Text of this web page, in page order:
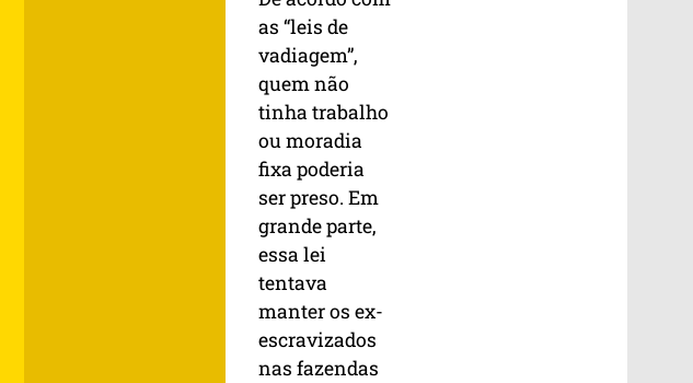
as “leis de
vadiagem”,
quem não
tinha trabalho
ou moradia
fixa poderia
ser preso. Em
grande parte,
essa lei
tentava
manter os ex-
escravizados
nas fazendas